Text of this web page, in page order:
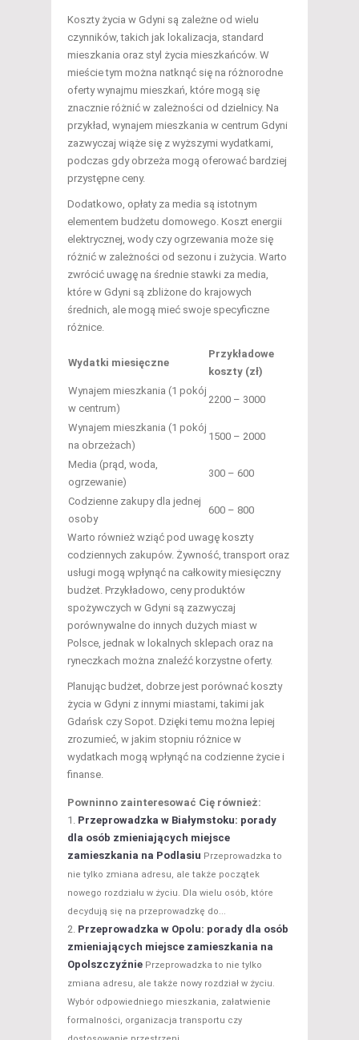
Koszty życia w Gdyni są zależne od wielu
czynników, takich jak lokalizacja, standard
mieszkania oraz styl życia mieszkańców. W
mieście tym można natknąć się na różnorodne
oferty wynajmu mieszkań, które mogą się
znacznie różnić w zależności od dzielnicy. Na
przykład, wynajem mieszkania w centrum Gdyni
zazwyczaj wiąże się z wyższymi wydatkami,
podczas gdy obrzeża mogą oferować bardziej
przystępne ceny.
Dodatkowo, opłaty za media są istotnym
elementem budżetu domowego. Koszt energii
elektrycznej, wody czy ogrzewania może się
różnić w zależności od sezonu i zużycia. Warto
zwrócić uwagę na średnie stawki za media,
które w Gdyni są zbliżone do krajowych
średnich, ale mogą mieć swoje specyficzne
różnice.
Wydatki miesięczne
Przykładowe
koszty (zł)
Wynajem mieszkania (1 pokój
w centrum)
2200 – 3000
Wynajem mieszkania (1 pokój
na obrzeżach)
1500 – 2000
Media (prąd, woda,
ogrzewanie)
300 – 600
Codzienne zakupy dla jednej
osoby
600 – 800
Warto również wziąć pod uwagę koszty
codziennych zakupów. Żywność, transport oraz
usługi mogą wpłynąć na całkowity miesięczny
budżet. Przykładowo, ceny produktów
spożywczych w Gdyni są zazwyczaj
porównywalne do innych dużych miast w
Polsce, jednak w lokalnych sklepach oraz na
ryneczkach można znaleźć korzystne oferty.
Planując budżet, dobrze jest porównać koszty
życia w Gdyni z innymi miastami, takimi jak
Gdańsk czy Sopot. Dzięki temu można lepiej
zrozumieć, w jakim stopniu różnice w
wydatkach mogą wpłynąć na codzienne życie i
finanse.
Powninno zainteresować Cię również:
Przeprowadzka w Białymstoku: porady
dla osób zmieniających miejsce
zamieszkania na Podlasiu Przeprowadzka to
nie tylko zmiana adresu, ale także początek
nowego rozdziału w życiu. Dla wielu osób, które
decydują się na przeprowadzkę do...
Przeprowadzka w Opolu: porady dla osób
zmieniających miejsce zamieszkania na
Opolszczyźnie Przeprowadzka to nie tylko
zmiana adresu, ale także nowy rozdział w życiu.
Wybór odpowiedniego mieszkania, załatwienie
formalności, organizacja transportu czy